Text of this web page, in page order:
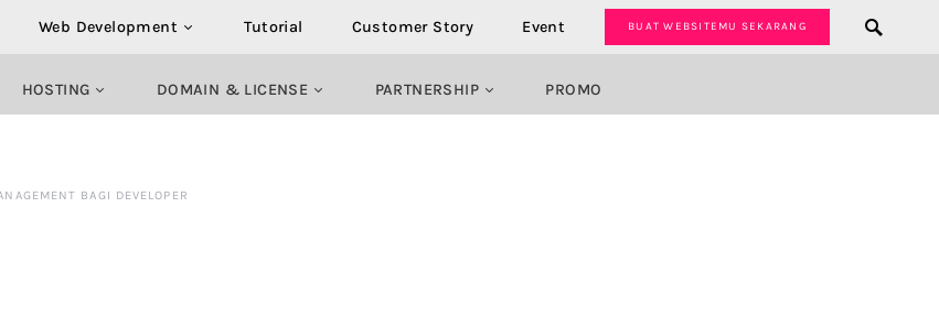
Web Development Tutorial Customer Story Event BUAT WEBSITEMU SEKARANG
HOSTING DOMAIN & LICENSE PARTNERSHIP PROMO
BAGI DEVELOPER